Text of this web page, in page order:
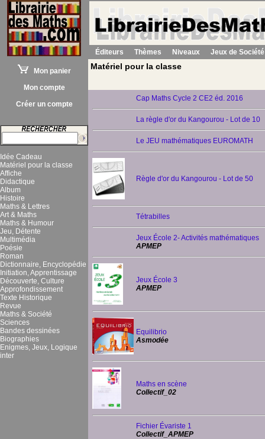
Mon panier
Mon compte
Créer un compte
Idée Cadeau
Matériel pour la classe
Affiche
Didactique
Album
Histoire
Maths & Lettres
Art & Maths
Maths & Humour
Jeu, Détente
Multimédia
Poésie
Roman
Dictionnaire, Encyclopédie
Initiation, Apprentissage
Découverte, Culture
Approfondissement
Texte Historique
Revue
Maths & Société
Sciences
Bandes dessinées
Biographies
Enigmes, Jeux, Logique
inter
Éditeurs Thèmes Niveaux Jeux de Société
Matériel pour la classe
Cap Maths Cycle 2 CE2 éd. 2016
La règle d'or du Kangourou - Lot de 10
Le JEU mathématiques EUROMATH
Règle d'or du Kangourou - Lot de 50
Tétrabilles
Jeux École 2- Activités mathématiques
APMEP
Jeux École 3
APMEP
Equilibrio
Asmodée
Maths en scène
Collectif_02
Fichier Évariste 1
Collectif_APMEP